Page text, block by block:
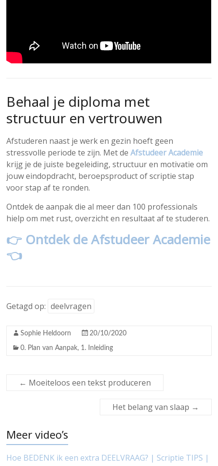
Behaal je diploma met
structuur en vertrouwen
Afstuderen naast je werk en gezin hoeft geen
stressvolle periode te zijn. Met deAfstudeer Academie
krijg je de juiste begeleiding, structuur en motivatie om
jouw eindopdracht, beroepsproduct of scriptie stap
voor stap af te ronden.
Ontdek de aanpak die al meer dan 100 professionals
hielp om met rust, overzicht en resultaat af te studeren.
👉 Ontdek de Afstudeer Academie
👈
Getagd op: deelvragen
Sophie Heldoorn 20/10/2020
0. Plan van Aanpak, 1. Inleiding
← Moeiteloos een tekst produceren
Het belang van slaap →
Meer video’s
Hoe BEDENK ik een extra DEELVRAAG? | Scriptie TIPS |